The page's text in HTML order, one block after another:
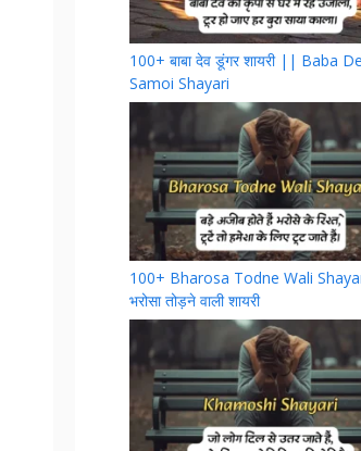
100+ बाबा देव डूंगर शायरी || Baba
Samoi Shayari
100+ Bharosa Todne Wali
भरोसा तोड़ने वाली शायरी